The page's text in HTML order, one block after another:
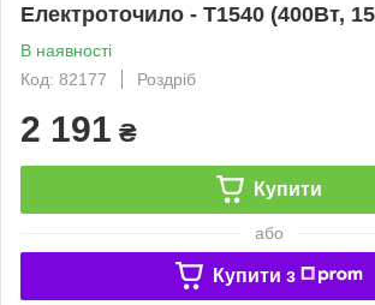
Електроточило - Т1540 (400Вт,
В наявності
Код: 82177
Роздріб
2 191 ₴
Купити
або
Купити з